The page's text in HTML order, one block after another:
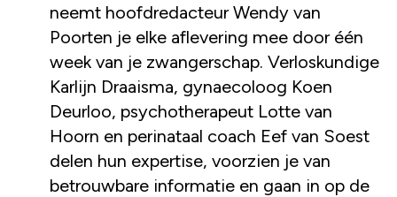
neemt hoofdredacteur Wendy van
Poorten je elke aflevering mee door één
week van je zwangerschap. Verloskundige
Karlijn Draaisma, gynaecoloog Koen
Deurloo, psychotherapeut Lotte van
Hoorn en perinataal coach Eef van Soest
delen hun expertise, voorzien je van
betrouwbare informatie en gaan in op de